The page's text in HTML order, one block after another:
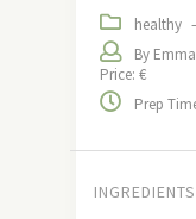
healthy
By Emma
Price: €
Prep
INGREDIENTS